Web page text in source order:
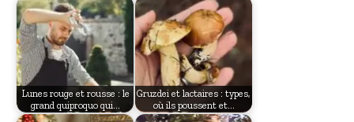
Lunes rouge et rousse : le
grand quiproquo qui…
Gruzdei et lactaires : types,
où ils poussent et…